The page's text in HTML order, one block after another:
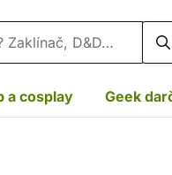
a cosplay Geek